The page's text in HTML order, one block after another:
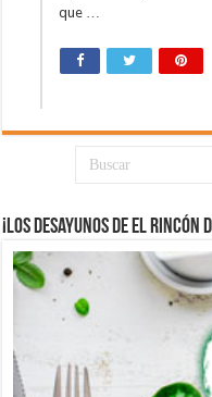
que …
¡Los desayunos de El Rincón